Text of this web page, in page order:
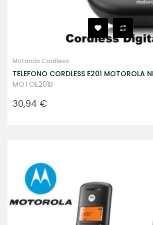
Motorola Cordless
TELEFONO CORDLESS E201 MOTOROLA
MOTOE201B
Prezzo
30,94 €